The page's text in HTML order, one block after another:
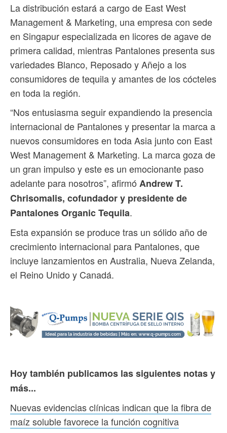
La distribución estará a cargo de East West
Management & Marketing, una empresa con sede
en Singapur especializada en licores de agave de
primera calidad, mientras Pantalones presenta sus
variedades Blanco, Reposado y Añejo a los
consumidores de tequila y amantes de los cócteles
en toda la región.
“Nos entusiasma seguir expandiendo la presencia
internacional de Pantalones y presentar la marca a
nuevos consumidores en toda Asia junto con East
West Management & Marketing. La marca goza de
un gran impulso y este es un emocionante paso
adelante para nosotros”, afirmó Andrew T.
Chrisomalis, cofundador y presidente de
Pantalones Organic Tequila.
Esta expansión se produce tras un sólido año de
crecimiento internacional para Pantalones, que
incluye lanzamientos en Australia, Nueva Zelanda,
el Reino Unido y Canadá.
Hoy también publicamos las siguientes notas y
más...
Nuevas evidencias clínicas indican que la fibra de
maíz soluble favorece la función cognitiva